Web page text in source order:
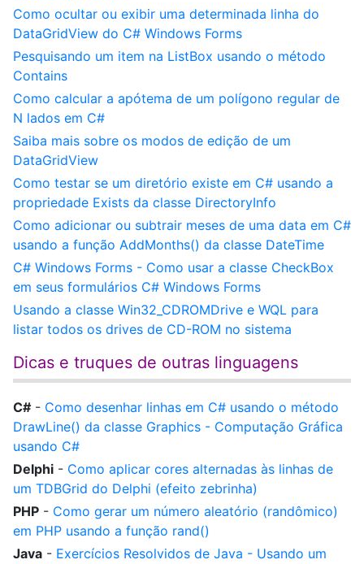
Como ocultar ou exibir uma determinada linha do
DataGridView do C# Windows Forms
Pesquisando um item na ListBox usando o método
Contains
Como calcular a apótema de um polígono regular de
N lados em C#
Saiba mais sobre os modos de edição de um
DataGridView
Como testar se um diretório existe em C# usando a
propriedade Exists da classe DirectoryInfo
Como adicionar ou subtrair meses de uma data em C#
usando a função AddMonths() da classe DateTime
C# Windows Forms - Como usar a classe CheckBox
em seus formulários C# Windows Forms
Usando a classe Win32_CDROMDrive e WQL para
listar todos os drives de CD-ROM no sistema
Dicas e truques de outras linguagens
C# - Como desenhar linhas em C# usando o método
DrawLine() da classe Graphics - Computação Gráfica
usando C#
Delphi - Como aplicar cores alternadas às linhas de
um TDBGrid do Delphi (efeito zebrinha)
PHP - Como gerar um número aleatório (randômico)
em PHP usando a função rand()
Java - Exercícios Resolvidos de Java - Usando um